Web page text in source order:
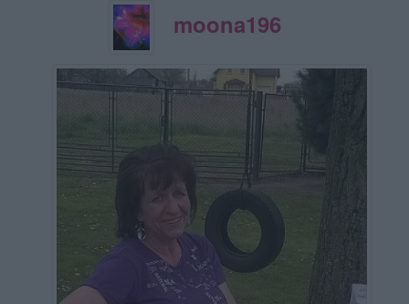
moona196